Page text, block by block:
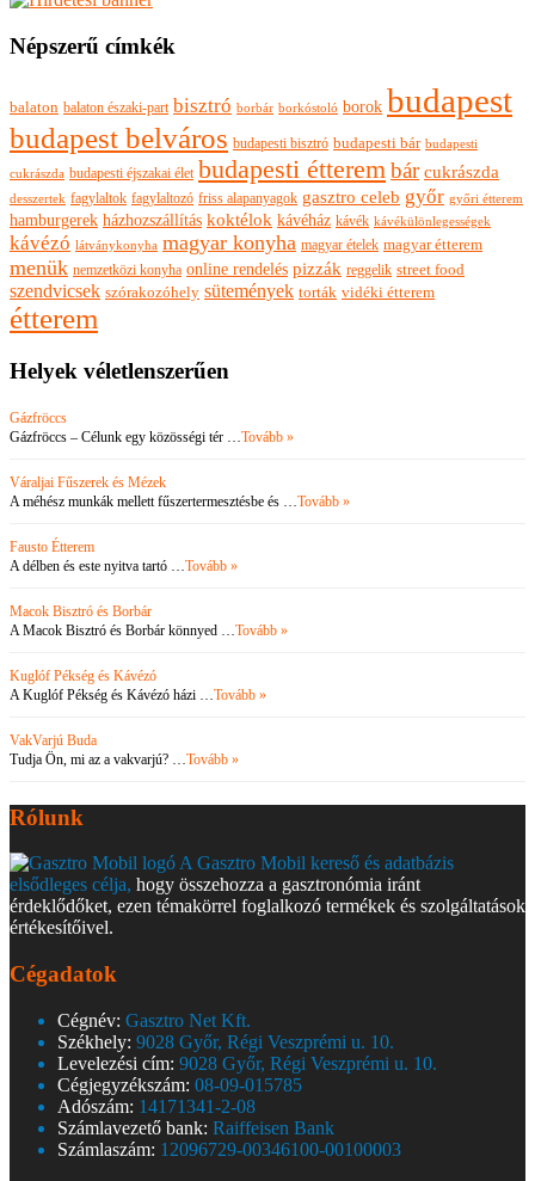
Népszerű címkék
balaton balaton északi-part bisztró borbár borkóstoló borok budapest
budapest belváros budapesti bisztró budapesti bár budapesti
cukrászda budapesti éjszakai élet budapesti étterembár cukrászda
desszertek fagylaltok fagylaltozó friss alapanyagok gasztro celeb győr győri étterem
hamburgerek házhozszállítás koktélok kávéház kávék kávékülönlegességek
kávézó látványkonyha magyar konyha magyar ételek magyar étterem
menük nemzetközi konyha online rendelés pizzák reggelik street food
szendvicsek szórakozóhely sütemények torták vidéki étterem
étterem
Helyek véletlenszerűen
Gázfröccs
Gázfröccs – Célunk egy közösségi tér …Tovább »
Váraljai Fűszerek és Mézek
A méhész munkák mellett fűszertermesztésbe és …Tovább »
Fausto Étterem
A délben és este nyitva tartó …Tovább »
Macok Bisztró és Borbár
A Macok Bisztró és Borbár könnyed …Tovább »
Kuglóf Pékség és Kávézó
A Kuglóf Pékség és Kávézó házi …Tovább »
VakVarjú Buda
Tudja Ön, mi az a vakvarjú? …Tovább »
Rólunk
A Gasztro Mobil kereső és adatbázis
elsődleges célja, hogy összehozza a gasztronómia iránt
érdeklődőket, ezen témakörrel foglalkozó termékek és szolgáltatások
értékesítőivel.
Cégadatok
Cégnév: Gasztro Net Kft.
Székhely: 9028 Győr, Régi Veszprémi u. 10.
Levelezési cím: 9028 Győr, Régi Veszprémi u. 10.
Cégjegyzékszám: 08-09-015785
Adószám: 14171341-2-08
Számlavezető bank: Raiffeisen Bank
Számlaszám: 12096729-00346100-00100003